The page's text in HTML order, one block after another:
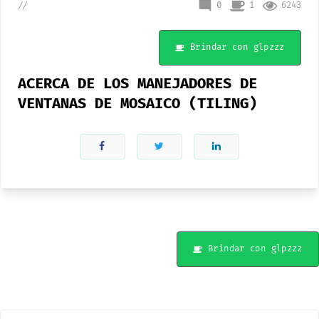
// mode_comment 0 1 6243
Brindar con glpzzz
ACERCA DE LOS MANEJADORES DE
VENTANAS DE MOSAICO (TILING)
Brindar con glpzzz